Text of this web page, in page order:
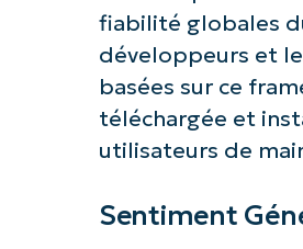
fiabilité globales
développeurs et
basées sur ce
téléchargée et
utilisateurs de
Sentiment